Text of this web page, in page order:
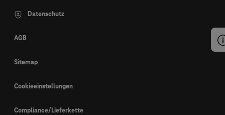
Datenschutz
AGB
Sitemap
Cookieeinstellungen
Compliance/Lieferkette